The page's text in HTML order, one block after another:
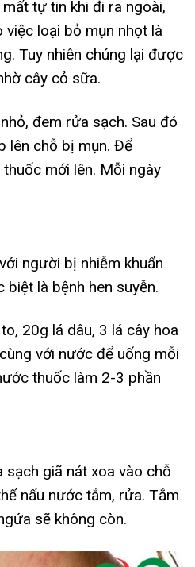
tự tin khi đi ra ngoài,
việc loại bỏ mụn nhọt là
Tuy nhiên chúng lại được
cây cỏ sữa.
đem rửa sạch. Sau đó
lên chỗ bị mụn. Để
mới lên. Mỗi ngày
người bị nhiễm khuẩn
là bệnh hen suyễn.
20g lá dâu, 3 lá cây hoa
với nước để uống mỗi
thuốc làm 2-3 phần
giã nát xoa vào chỗ
nấu nước tắm, rửa. Tắm
sẽ không còn.